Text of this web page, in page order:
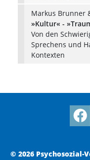
Markus Brunner
»Kultur« -
Von den
Sprechens und
Kontexten
© 2026 Psychosozial-